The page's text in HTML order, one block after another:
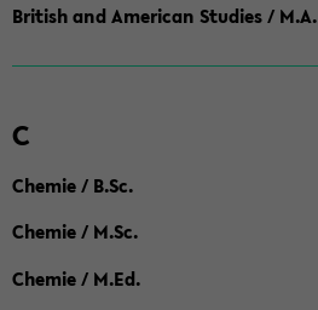
British and American Studies / M.A.
C
Chemie / B.Sc.
Chemie / M.Sc.
Chemie / M.Ed.